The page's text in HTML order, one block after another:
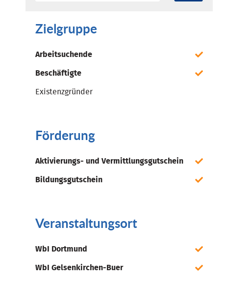
Zielgruppe
Arbeitsuchende
Beschäftigte
Existenzgründer
Förderung
Aktivierungs- und Vermittlungsgutschein
Bildungsgutschein
Veranstaltungsort
WbI Dortmund
WbI Gelsenkirchen-Buer